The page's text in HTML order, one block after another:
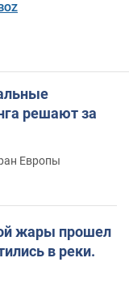
решают за
Европы
жары прошел
в реки.